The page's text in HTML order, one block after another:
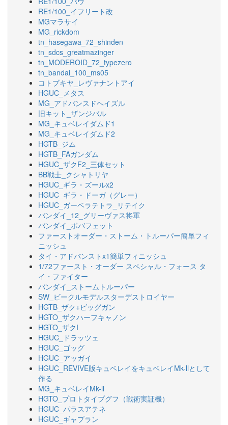
RE1/100_イフリート改
MGマラサイ
MG_rickdom
tn_hasegawa_72_shinden
tn_sdcs_greatmazinger
tn_MODEROID_72_typezero
tn_bandai_100_ms05
コトブキヤ_レヴァナントアイ
HGUC_メタス
MG_アドバンスドヘイズル
旧キット_ザンジバル
MG_キュベレイダムド1
MG_キュベレイダムド2
HGTB_ジム
HGTB_FAガンダム
HGUC_ザクF2_三体セット
BB戦士_クシャトリヤ
HGUC_ギラ・ズールx2
HGUC_ギラ・ドーガ（グレー）
HGUC_ガーベラテトラ_リテイク
バンダイ_12_グリーヴァス将軍
バンダイ_ボバフェット
ファーストオーダー・ストーム・トルーパー簡単フィ
ニッシュ
タイ・アドバンストx1簡単フィニッシュ
1/72ファースト・オーダー スペシャル・フォース タ
イ・ファイター
バンダイ_ストームトルーパー
SW_ビークルモデルスターデストロイヤー
HGTB_ザク+ビッグガン
HGTO_ザクハーフキャノン
HGTO_ザクI
HGUC_ドラッツェ
HGUC_ゴッグ
HGUC_アッガイ
HGUC_REVIVE版キュベレイをキュベレイMk-llとして
作る
MG_キュベレイMk-ll
HGTO_プロトタイプグフ（戦術実証機）
HGUC_パラスアテネ
HGUC_ギャプラン